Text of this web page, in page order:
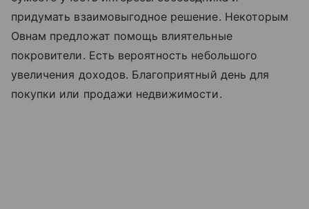
придумать взаимовыгодное решение. Некоторым
Овнам предложат помощь влиятельные
покровители. Есть вероятность небольшого
увеличения доходов. Благоприятный день для
покупки или продажи недвижимости.